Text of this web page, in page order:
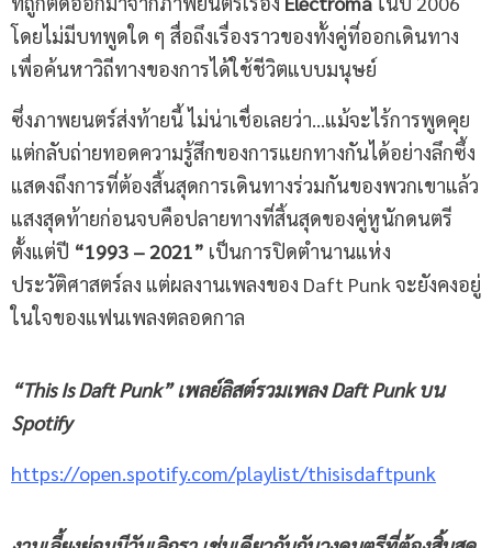
โดยไม่มีบทพูดใด ๆ สื่อถึงเรื่องราวของทั้งคู่ที่ออกเดินทาง
เพื่อค้นหาวิถีทางของการได้ใช้ชีวิตแบบมนุษย์
ซึ่งภาพยนตร์ส่งท้ายนี้ ไม่น่าเชื่อเลยว่า…แม้จะไร้การพูดคุย
แต่กลับถ่ายทอดความรู้สึกของการแยกทางกันได้อย่างลึกซึ้ง
แสดงถึงการที่ต้องสิ้นสุดการเดินทางร่วมกันของพวกเขาแล้ว
แสงสุดท้ายก่อนจบคือปลายทางที่สิ้นสุดของคู่หูนักดนตรี
ตั้งแต่ปี “1993 – 2021” เป็นการปิดตำนานแห่ง
ประวัติศาสตร์ลง แต่ผลงานเพลงของ Daft Punk จะยังคงอยู่
ในใจของแฟนเพลงตลอดกาล
“This Is Daft Punk” เพลย์ลิสต์รวมเพลง Daft Punk บน
Spotify
https://open.spotify.com/playlist/thisisdaftpunk